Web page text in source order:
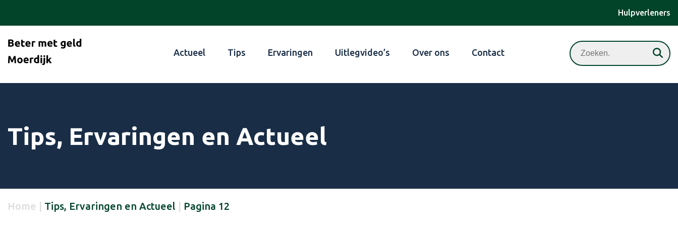
Hulpverleners
Actueel Tips Ervaringen Uitlegvideo’s Over ons Contact Zoeken
Tips, Ervaringen en Actueel
Home Tips, Ervaringen en Actueel Pagina 12